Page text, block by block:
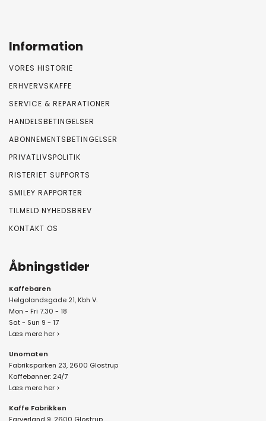
Information
VORES HISTORIE
ERHVERVSKAFFE
SERVICE & REPARATIONER
HANDELSBETINGELSER
ABONNEMENTSBETINGELSER
PRIVATLIVSPOLITIK
RISTERIET SUPPORTS
SMILEY RAPPORTER
TILMELD NYHEDSBREV
KONTAKT OS
Åbningstider
Kaffebaren
Helgolandsgade 21, Kbh V.
Mon - Fri 7.30 - 18
Sat - Sun 9 - 17
Læs mere her >
Unomaten
Fabriksparken 23, 2600 Glostrup
Kaffebønner: 24/7
Læs mere her >
Kaffe Fabrikken